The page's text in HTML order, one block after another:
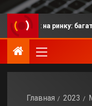
ринку: багато
Главная 2023